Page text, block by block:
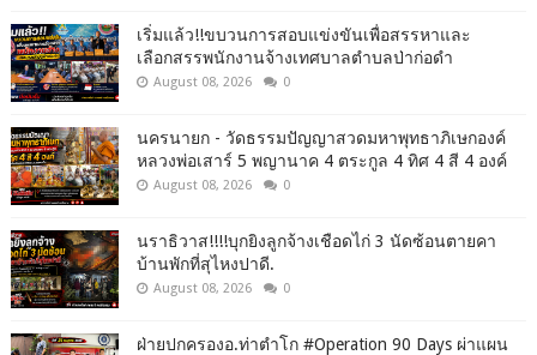
เริ่มแล้ว!!ขบวนการสอบแข่งขันเพื่อสรรหาและ
เลือกสรรพนักงานจ้างเทศบาลตำบลป่าก่อดำ
August 08, 2026 0
นครนายก - วัดธรรมปัญญาสวดมหาพุทธาภิเษกองค์
หลวงพ่อเสาร์ 5 พญานาค 4 ตระกูล 4 ทิศ 4 สี 4 องค์
August 08, 2026 0
นราธิวาส!!!!บุกยิงลูกจ้างเชือดไก่ 3 นัดซ้อนตายคา
บ้านพักที่สุไหงปาดี.
August 08, 2026 0
ฝ่ายปกครองอ.ท่าตำโก #Operation 90 Days ผ่าแผน